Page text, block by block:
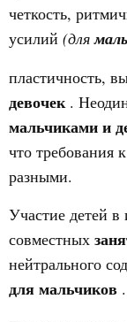
четкость,
усилий (для
пластичность,
девочек .
мальчиками и
что требования
разными.
Участие детей в
совместных
нейтрального
для мальчиков .